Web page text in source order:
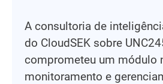
A consultoria de
do CloudSEK sobre
comprometeu um módulo
monitoramento e